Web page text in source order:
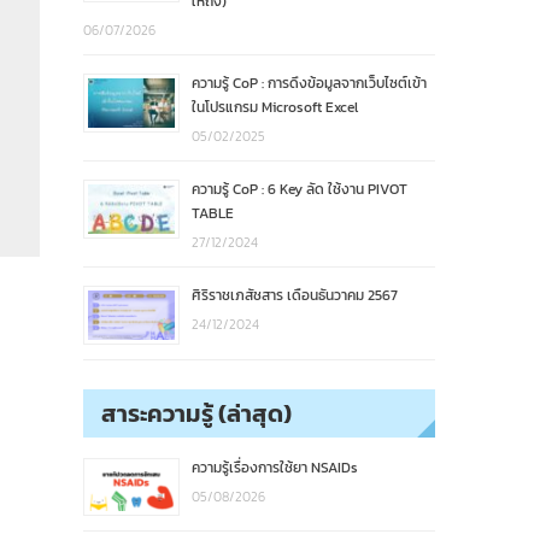
06/07/2026
ความรู้ CoP : การดึงข้อมูลจากเว็บไซต์เข้า
ในโปรแกรม Microsoft Excel
05/02/2025
ความรู้ CoP : 6 Key ลัด ใช้งาน PIVOT
TABLE
27/12/2024
ศิริราชเภสัชสาร เดือนธันวาคม 2567
24/12/2024
สาระความรู้ (ล่าสุด)
ความรู้เรื่องการใช้ยา NSAIDs
05/08/2026